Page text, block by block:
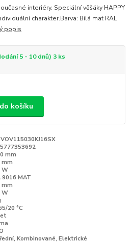
interiéry. Speciální věšáky HAPPY
charakter.Barva: Bílá mat RAL
popis
5 - 10 dnů) 3 ks
košíku
mm
mm
W
9016 MAT
mm
W
20 °C
Kombinované, Elektrické